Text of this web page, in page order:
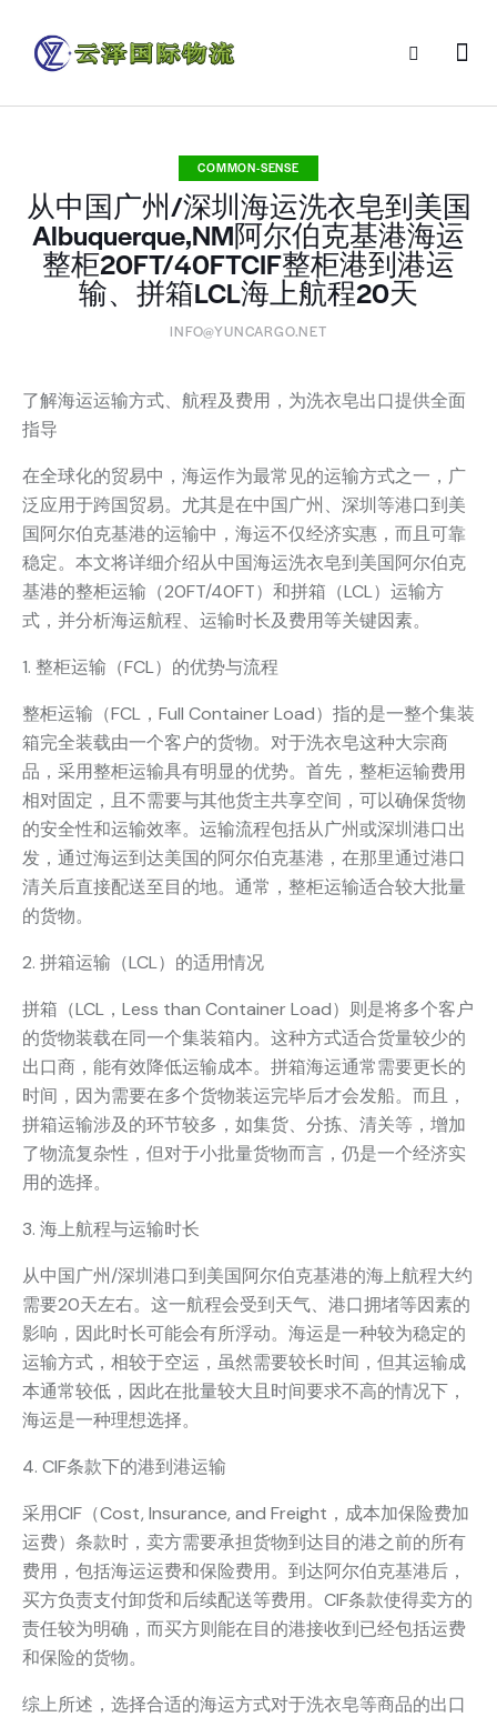
COMMON-SENSE
从中国广州/深圳海运洗衣皂到美国
Albuquerque,NM阿尔伯克基港海运
整柜20FT/40FTCIF整柜港到港运
输、拼箱LCL海上航程20天
INFO@YUNCARGO.NET
了解海运运输方式、航程及费用，为洗衣皂出口提供全面
指导
在全球化的贸易中，海运作为最常见的运输方式之一，广
泛应用于跨国贸易。尤其是在中国广州、深圳等港口到美
国阿尔伯克基港的运输中，海运不仅经济实惠，而且可靠
稳定。本文将详细介绍从中国海运洗衣皂到美国阿尔伯克
基港的整柜运输（20FT/40FT）和拼箱（LCL）运输方
式，并分析海运航程、运输时长及费用等关键因素。
1. 整柜运输（FCL）的优势与流程
整柜运输（FCL，Full Container Load）指的是一整个集装
箱完全装载由一个客户的货物。对于洗衣皂这种大宗商
品，采用整柜运输具有明显的优势。首先，整柜运输费用
相对固定，且不需要与其他货主共享空间，可以确保货物
的安全性和运输效率。运输流程包括从广州或深圳港口出
发，通过海运到达美国的阿尔伯克基港，在那里通过港口
清关后直接配送至目的地。通常，整柜运输适合较大批量
的货物。
2. 拼箱运输（LCL）的适用情况
拼箱（LCL，Less than Container Load）则是将多个客户
的货物装载在同一个集装箱内。这种方式适合货量较少的
出口商，能有效降低运输成本。拼箱海运通常需要更长的
时间，因为需要在多个货物装运完毕后才会发船。而且，
拼箱运输涉及的环节较多，如集货、分拣、清关等，增加
了物流复杂性，但对于小批量货物而言，仍是一个经济实
用的选择。
3. 海上航程与运输时长
从中国广州/深圳港口到美国阿尔伯克基港的海上航程大约
需要20天左右。这一航程会受到天气、港口拥堵等因素的
影响，因此时长可能会有所浮动。海运是一种较为稳定的
运输方式，相较于空运，虽然需要较长时间，但其运输成
本通常较低，因此在批量较大且时间要求不高的情况下，
海运是一种理想选择。
4. CIF条款下的港到港运输
采用CIF（Cost, Insurance, and Freight，成本加保险费加
运费）条款时，卖方需要承担货物到达目的港之前的所有
费用，包括海运运费和保险费用。到达阿尔伯克基港后，
买方负责支付卸货和后续配送等费用。CIF条款使得卖方的
责任较为明确，而买方则能在目的港接收到已经包括运费
和保险的货物。
综上所述，选择合适的海运方式对于洗衣皂等商品的出口